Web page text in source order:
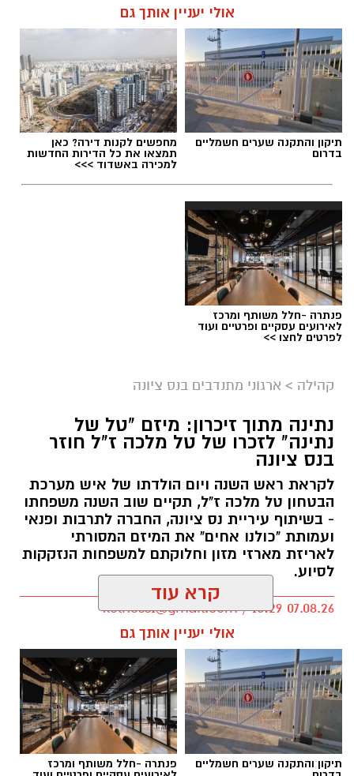
אולי יעניין אותך גם
תיקון והתקנה שערים חשמליים
בדרום
מחפשים לקנות דירה? כאן
תמצאו את כל הדירות החדשות
למכירה באשדוד >>>
פנתרה -חלל משותף ומרכז
לאירועים עסקיים ופרטיים ועוד
לפרטים לחצו >>
קהילה > ארגוני מתנדבים בנס ציונה
נתינה מתוך זיכרון: מיזם "טל של
נתינה" לזכרו של טל מלכה ז"ל חוזר
בנס ציונה
לקראת ראש השנה ויום הולדתו של איש מערכת
הבטחון טל מלכה ז"ל, תקיים שוב השנה משפחתו
- בשיתוף עיריית נס ציונה, החברה לתרבות ופנאי
ועמותת "כולנו אחים" את המיזם המסורתי
לאריזת מארזי מזון וחלוקתם למשפחות הנזקקות
לסיוע.
kolness1@gmail.com / 10:29 07.08.26
תגים:סמ"ר טל מלכה ז"ל
קרא עוד
אולי יעניין אותך גם
תיקון והתקנה שערים חשמליים פנתרה -חלל משותף ומרכז